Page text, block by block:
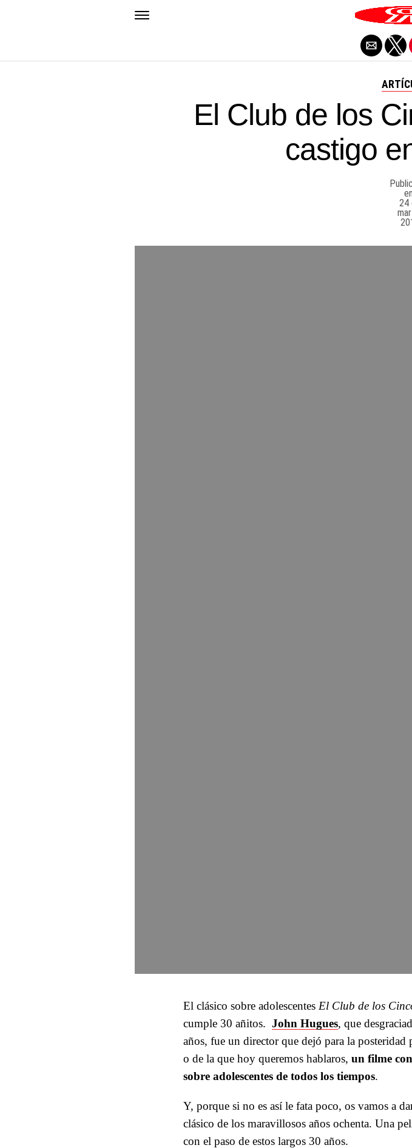
El Club de los
castigo
en
24
El clásico sobre adolescentes El Club de los
cumple 30 añitos. John Hugues, que
años, fue un director que dejó para la posteridad
o de la que hoy queremos hablaros, un filme
sobre adolescentes de todos los tiempos.
Y, porque si no es así le fata poco, os vamos a
clásico de los maravillosos años ochenta. Una
con el paso de estos largos 30 años.
Salir de la